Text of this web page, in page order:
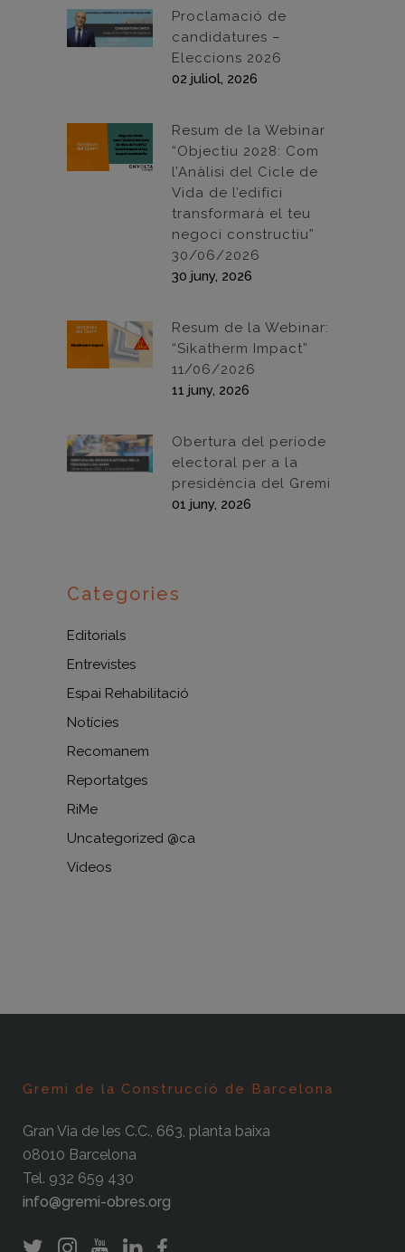
Proclamació de
candidatures –
Eleccions 2026
02 juliol, 2026
Resum de la Webinar
“Objectiu 2028: Com
l’Anàlisi del Cicle de
Vida de l’edifici
transformarà el teu
negoci constructiu”
30/06/2026
30 juny, 2026
Resum de la Webinar:
“Sikatherm Impact”
11/06/2026
11 juny, 2026
Obertura del període
electoral per a la
presidència del Gremi
01 juny, 2026
Categories
Editorials
Entrevistes
Espai Rehabilitació
Notícies
Recomanem
Reportatges
RiMe
Uncategorized @ca
Vídeos
Gremi de la Construcció de Barcelona
Gran Via de les C.C., 663, planta baixa
08010 Barcelona
Tel. 932 659 430
info@gremi-obres.org